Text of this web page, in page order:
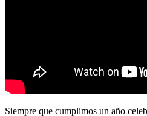
Siempre que cumplimos un año